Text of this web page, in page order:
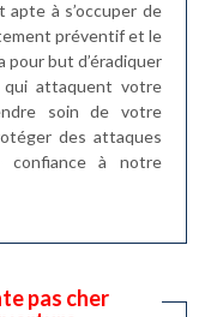
à s’occuper de
préventif et le
but d’éradiquer
attaquent votre
soin de votre
des attaques
confiance à notre
pas cher